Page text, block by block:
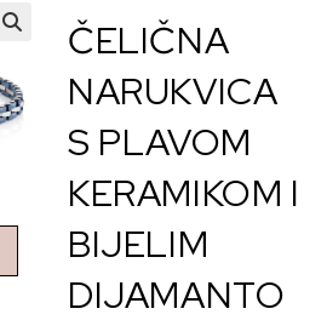
ČELIČNA
NARUKVICA
S PLAVOM
KERAMIKOM I
BIJELIM
DIJAMANTO